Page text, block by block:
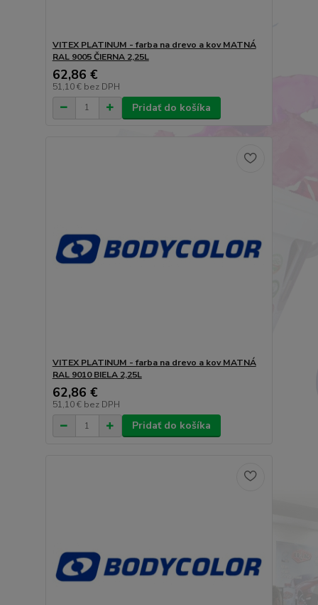
VITEX PLATINUM - farba na drevo a kov MATNÁ
RAL 9005 ČIERNA 2,25L
62,86 €
51,10 € bez DPH
Pridať do košíka
VITEX PLATINUM - farba na drevo a kov MATNÁ
RAL 9010 BIELA 2,25L
62,86 €
51,10 € bez DPH
Pridať do košíka